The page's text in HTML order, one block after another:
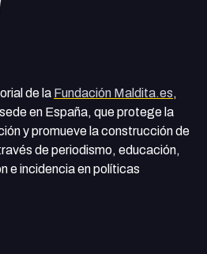
de la Fundación Maldita.es,
en España, que protege la
y promueve la construcción de
de periodismo, educación,
e incidencia en políticas